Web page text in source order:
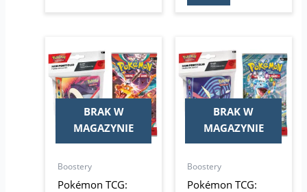
BRAK W
MAGAZYNIE
Boostery
Pokémon TCG:
BRAK W
MAGAZYNIE
Boostery
Pokémon TCG: